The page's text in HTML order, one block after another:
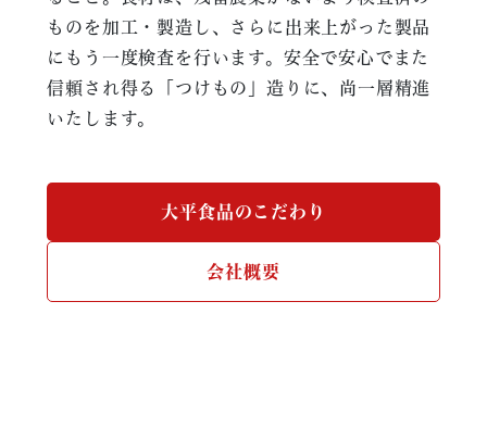
ものを加工・製造し、さらに出来上がった製品
にもう一度検査を行います。安全で安心でまた
信頼され得る「つけもの」造りに、尚一層精進
いたします。
大平食品のこだわり
会社概要